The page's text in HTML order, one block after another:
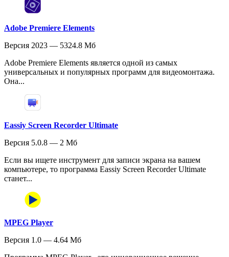
Adobe Premiere Elements
Версия 2023 — 5324.8 Мб
Adobe Premiere Elements является одной из самых
универсальных и популярных программ для видеомонтажа.
Она...
Eassiy Screen Recorder Ultimate
Версия 5.0.8 — 2 Мб
Если вы ищете инструмент для записи экрана на вашем
компьютере, то программа Eassiy Screen Recorder Ultimate
станет...
MPEG Player
Версия 1.0 — 4.64 Мб